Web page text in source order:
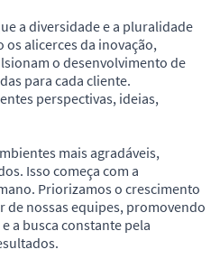
a diversidade e a pluralidade
alicerces da inovação,
o desenvolvimento de
para cada cliente.
perspectivas, ideias,
mais agradáveis,
Isso começa com a
Priorizamos o crescimento
de nossas equipes, promovendo
a busca constante pela